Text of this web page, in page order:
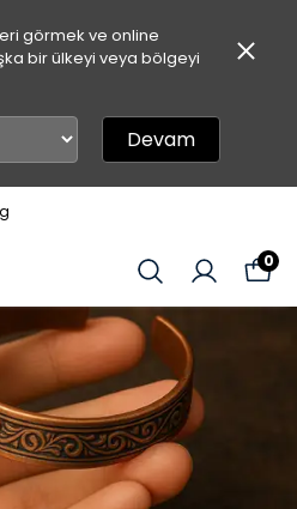
görmek ve online
bir ülkeyi veya bölgeyi
Devam
0